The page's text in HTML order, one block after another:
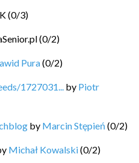
(0/3)
(0/2)
Pura(0/2)
1727031... by Piotr
by Marcin Stępień (0/2)
Michał Kowalski(0/2)